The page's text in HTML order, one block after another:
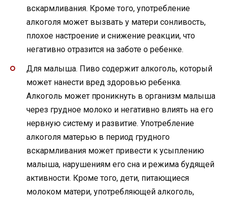
вскармливания. Кроме того, употребление
алкоголя может вызвать у матери сонливость,
плохое настроение и снижение реакции, что
негативно отразится на заботе о ребенке.
Для малыша. Пиво содержит алкоголь, который
может нанести вред здоровью ребенка.
Алкоголь может проникнуть в организм малыша
через грудное молоко и негативно влиять на его
нервную систему и развитие. Употребление
алкоголя матерью в период грудного
вскармливания может привести к усыплению
малыша, нарушениям его сна и режима будящей
активности. Кроме того, дети, питающиеся
молоком матери, употребляющей алкоголь,